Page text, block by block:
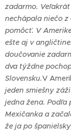
zadarmo.
nechápala niečo
pomôcť. V
ešte aj v
doučovanie
dva týždne
Slovensku.V
jeden smiešny
jedna žena. Podľa
Mexičanka a
že ja po